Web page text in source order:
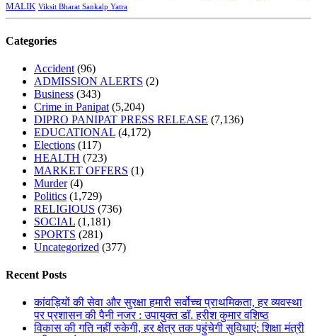
MALIK Viksit Bharat Sankalp Yatra
Categories
Accident (96)
ADMISSION ALERTS (2)
Business (343)
Crime in Panipat (5,204)
DIPRO PANIPAT PRESS RELEASE (7,136)
EDUCATIONAL (4,172)
Elections (117)
HEALTH (723)
MARKET OFFERS (1)
Murder(4)
Politics (1,729)
RELIGIOUS (736)
SOCIAL (1,181)
SPORTS (281)
Uncategorized (377)
Recent Posts
कांवड़ियों की सेवा और सुरक्षा हमारी सर्वोच्च प्राथमिकता, हर व्यवस्था
पर प्रशासन की पैनी नजर : उपायुक्त डॉ. हरीश कुमार वशिष्ठ
विकास की गति नहीं रुकेगी, हर क्षेत्र तक पहुंचेगी सुविधाएं: शिक्षा मंत्री